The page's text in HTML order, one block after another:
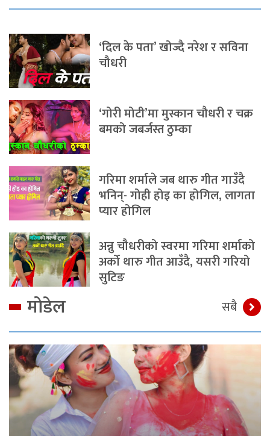
‘दिल के पता’ खोज्दै नरेश र सविना
चौधरी
‘गोरी मोटी’मा मुस्कान चौधरी र चक्र
बमको जबर्जस्त ठुम्का
गरिमा शर्माले जब थारु गीत गाउँदै
भनिन्- गोही होइ का होगिल, लागता
प्यार होगिल
अन्नु चौधरीको स्वरमा गरिमा शर्माको
अर्को थारु गीत आउँदै, यसरी गरियो
सुटिङ
मोडेल सबै